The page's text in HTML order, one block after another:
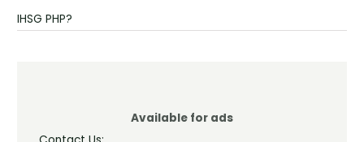
IHSG PHP?
Available for ads